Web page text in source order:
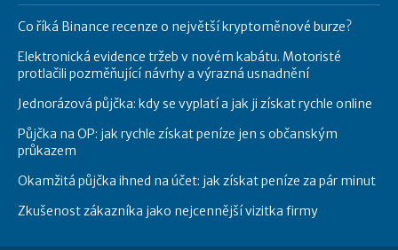
Co říká Binance recenze o největší kryptoměnové burze?
Elektronická evidence tržeb v novém kabátu. Motoristé
protlačili pozměňující návrhy a výrazná usnadnění
Jednorázová půjčka: kdy se vyplatí a jak ji získat rychle online
Půjčka na OP: jak rychle získat peníze jen s občanským
průkazem
Okamžitá půjčka ihned na účet: jak získat peníze za pár minut
Zkušenost zákazníka jako nejcennější vizitka firmy